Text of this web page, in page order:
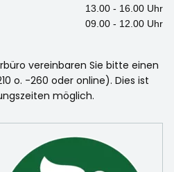
13.00 - 16.00 Uhr
09.00 - 12.00 Uhr
vereinbaren Sie bitte einen
o. -260 oder online). Dies ist
möglich.